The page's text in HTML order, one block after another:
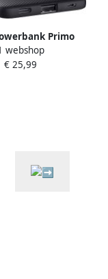
Primo
mAh eco zwart
webshop
€ 25,99